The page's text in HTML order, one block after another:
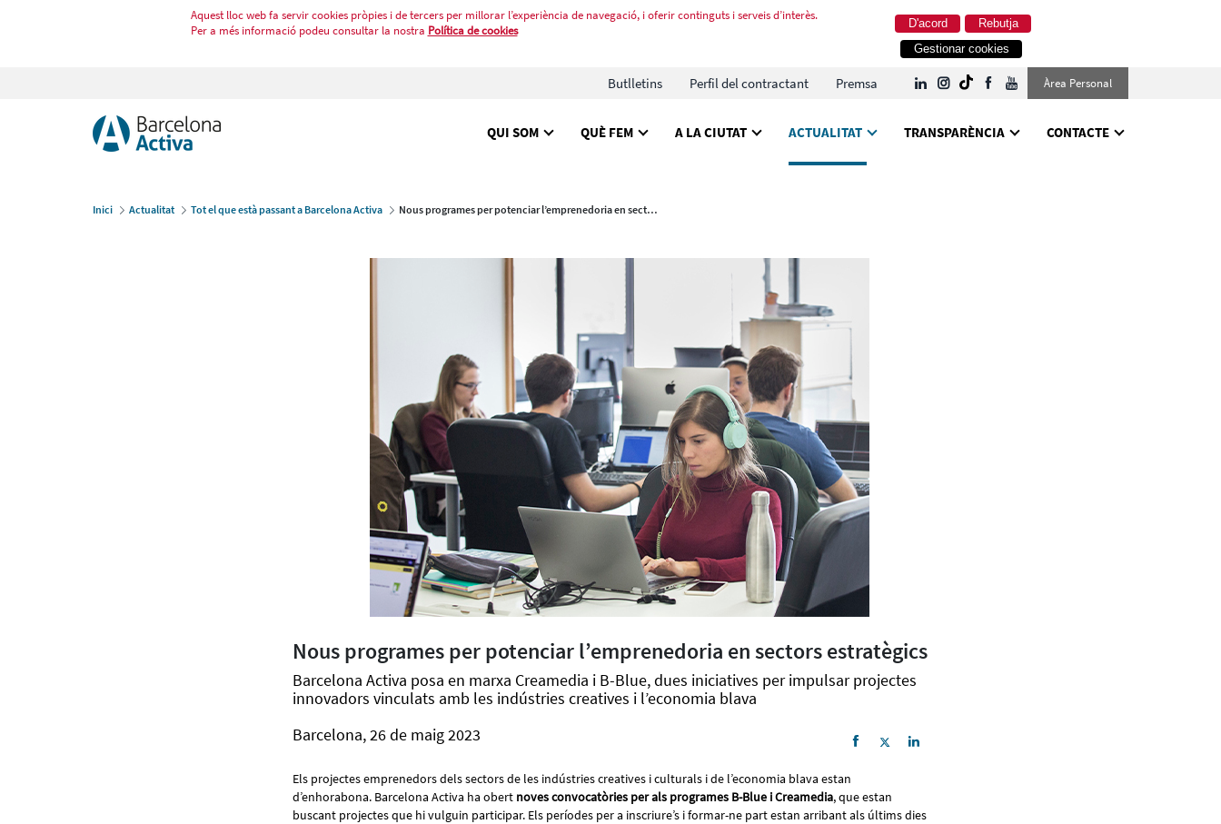
Aquest lloc web fa servir cookies pròpies i de tercers per millorar l’experiència de navegació, i oferir continguts i serveis d’interès.
Per a més informació podeu consultar la nostra Política de cookies Rebutja
D'acord
Gestionar cookies
Butlletins Perfil del contractant Premsa Àrea Personal
QUI SOM QUÈ FEM A LA CIUTAT ACTUALITAT TRANSPARÈNCIA CONTACTE
Inici Actualitat Tot el que està passant a Barcelona Activa Nous programes per potenciar l’emprenedoria en sectors estratègics
Nous programes per potenciar l’emprenedoria en sectors estratègics
Barcelona Activa posa en marxa Creamedia i B-Blue, dues iniciatives per impulsar projectes
innovadors vinculats amb les indústries creatives i l’economia blava
Barcelona, 26 de maig 2023
Els projectes emprenedors dels sectors de les indústries creatives i culturals i de l’economia blava estan
d’enhorabona. Barcelona Activa ha obert noves convocatòries per als programes B-Blue i Creamedia, que estan
buscant projectes que hi vulguin participar. Els períodes per a inscriure’s i formar-ne part estan arribant als últims dies